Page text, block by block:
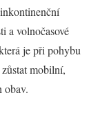
a volnočasové
je při pohybu
mobilní,
obav.